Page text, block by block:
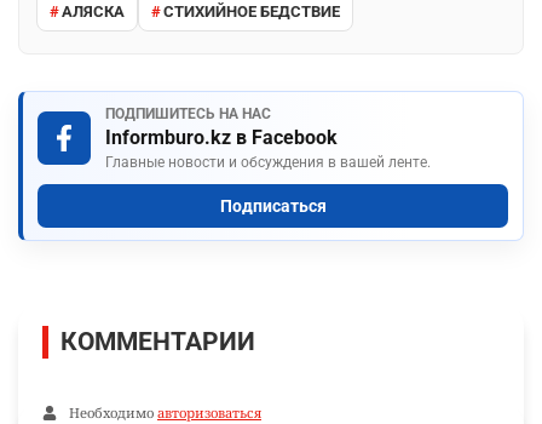
АЛЯСКА СТИХИЙНОЕ БЕДСТВИЕ
ПОДПИШИТЕСЬ НА НАС
Informburo.kz в Facebook
Главные новости и обсуждения в вашей ленте.
Подписаться
КОММЕНТАРИИ
Необходимо авторизоваться